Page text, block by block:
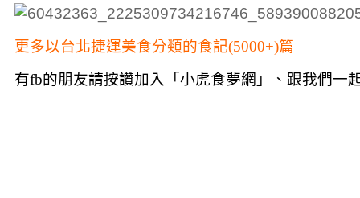
更多以台北捷運美食分類的食記(5000+)篇
有fb的朋友請按讚加入「小虎食夢網」、跟我們一